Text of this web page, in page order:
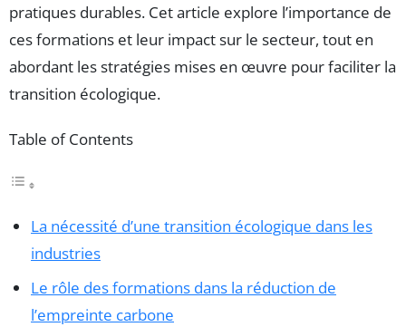
pratiques durables. Cet article explore l’importance de
ces formations et leur impact sur le secteur, tout en
abordant les stratégies mises en œuvre pour faciliter la
transition écologique.
Table of Contents
La nécessité d’une transition écologique dans les
industries
Le rôle des formations dans la réduction de
l’empreinte carbone